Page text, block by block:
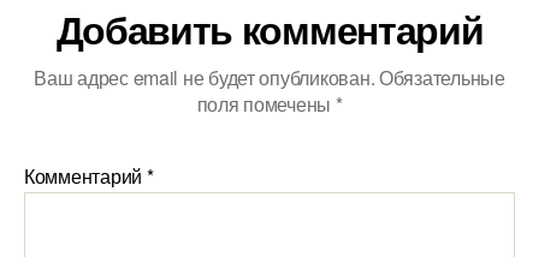
Добавить комментарий
Ваш адрес email не будет опубликован.Обязательные
поля помечены *
Комментарий *